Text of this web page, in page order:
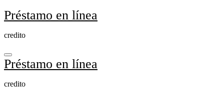
Ir
al
Préstamo en línea
credito
Préstamo en línea
credito